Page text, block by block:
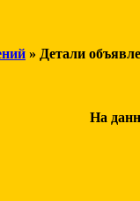
» Детали
На